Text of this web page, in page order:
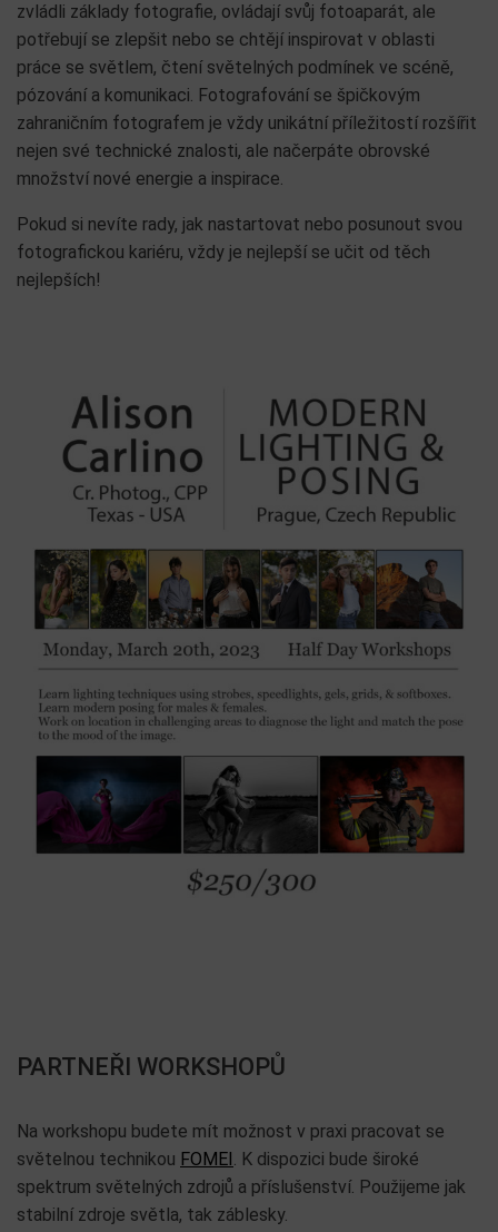
zvládli základy fotografie, ovládají svůj fotoaparát, ale
potřebují se zlepšit nebo se chtějí inspirovat v oblasti
práce se světlem, čtení světelných podmínek ve scéně,
pózování a komunikaci. Fotografování se špičkovým
zahraničním fotografem je vždy unikátní příležitostí rozšířit
nejen své technické znalosti, ale načerpáte obrovské
množství nové energie a inspirace.
Pokud si nevíte rady, jak nastartovat nebo posunout svou
fotografickou kariéru, vždy je nejlepší se učit od těch
nejlepších!
PARTNEŘI WORKSHOPŮ
Na workshopu budete mít možnost v praxi pracovat se
světelnou technikou FOMEI . K dispozici bude široké
spektrum světelných zdrojů a příslušenství. Použijeme jak
stabilní zdroje světla, tak záblesky.